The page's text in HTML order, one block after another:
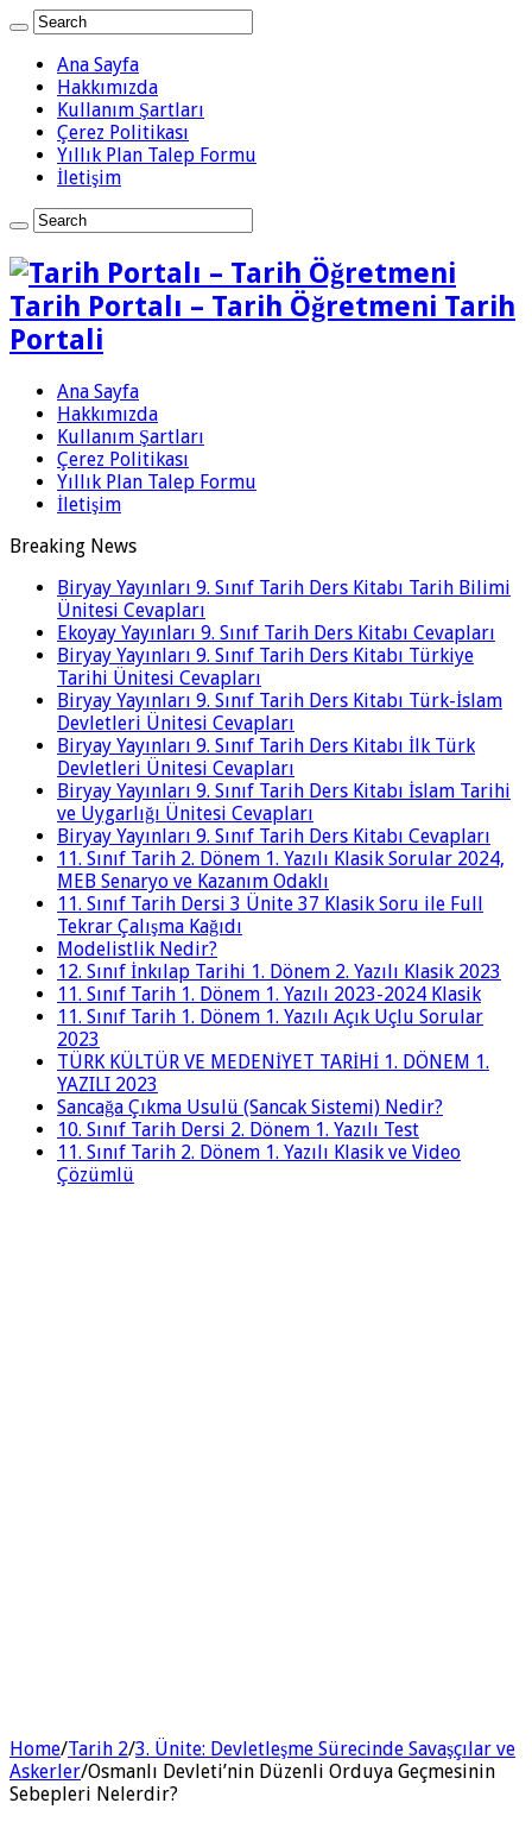
Ana Sayfa
Hakkımızda
Kullanım Şartları
Çerez Politikası
Yıllık Plan Talep Formu
İletişim
Tarih Portalı – Tarih Öğretmeni Tarih
Portali
Ana Sayfa
Hakkımızda
Kullanım Şartları
Çerez Politikası
Yıllık Plan Talep Formu
İletişim
Breaking News
Biryay Yayınları 9. Sınıf Tarih Ders Kitabı Tarih Bilimi
Ünitesi Cevapları
Ekoyay Yayınları 9. Sınıf Tarih Ders Kitabı Cevapları
Biryay Yayınları 9. Sınıf Tarih Ders Kitabı Türkiye
Tarihi Ünitesi Cevapları
Biryay Yayınları 9. Sınıf Tarih Ders Kitabı Türk-İslam
Devletleri Ünitesi Cevapları
Biryay Yayınları 9. Sınıf Tarih Ders Kitabı İlk Türk
Devletleri Ünitesi Cevapları
Biryay Yayınları 9. Sınıf Tarih Ders Kitabı İslam Tarihi
ve Uygarlığı Ünitesi Cevapları
Biryay Yayınları 9. Sınıf Tarih Ders Kitabı Cevapları
11. Sınıf Tarih 2. Dönem 1. Yazılı Klasik Sorular 2024,
MEB Senaryo ve Kazanım Odaklı
11. Sınıf Tarih Dersi 3 Ünite 37 Klasik Soru ile Full
Tekrar Çalışma Kağıdı
Modelistlik Nedir?
12. Sınıf İnkılap Tarihi 1. Dönem 2. Yazılı Klasik 2023
11. Sınıf Tarih 1. Dönem 1. Yazılı 2023-2024 Klasik
11. Sınıf Tarih 1. Dönem 1. Yazılı Açık Uçlu Sorular
2023
TÜRK KÜLTÜR VE MEDENİYET TARİHİ 1. DÖNEM 1.
YAZILI 2023
Sancağa Çıkma Usulü (Sancak Sistemi) Nedir?
10. Sınıf Tarih Dersi 2. Dönem 1. Yazılı Test
11. Sınıf Tarih 2. Dönem 1. Yazılı Klasik ve Video
Çözümlü
Home/Tarih 2/3. Ünite: Devletleşme Sürecinde Savaşçılar ve
Askerler/Osmanlı Devleti’nin Düzenli Orduya Geçmesinin
Sebepleri Nelerdir?